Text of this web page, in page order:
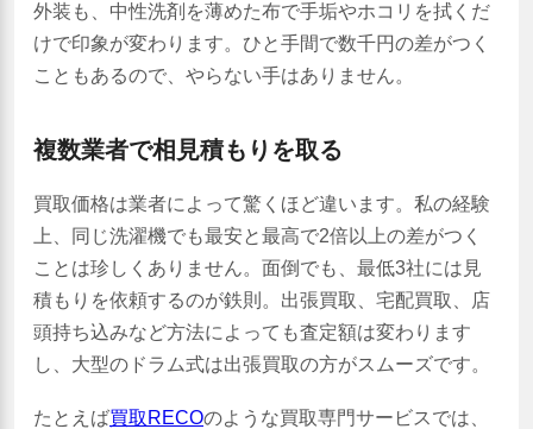
外装も、中性洗剤を薄めた布で手垢やホコリを拭くだ
けで印象が変わります。ひと手間で数千円の差がつく
こともあるので、やらない手はありません。
複数業者で相見積もりを取る
買取価格は業者によって驚くほど違います。私の経験
上、同じ洗濯機でも最安と最高で2倍以上の差がつく
ことは珍しくありません。面倒でも、最低3社には見
積もりを依頼するのが鉄則。出張買取、宅配買取、店
頭持ち込みなど方法によっても査定額は変わります
し、大型のドラム式は出張買取の方がスムーズです。
たとえば買取RECOのような買取専門サービスでは、